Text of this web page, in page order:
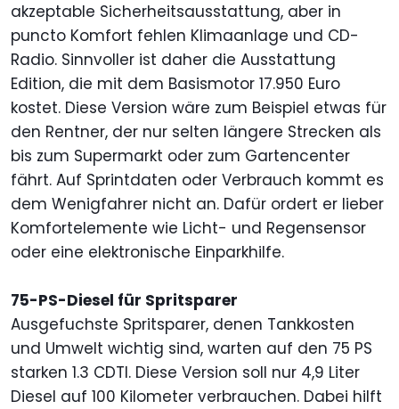
akzeptable Sicherheitsausstattung, aber in
puncto Komfort fehlen Klimaanlage und CD-
Radio. Sinnvoller ist daher die Ausstattung
Edition, die mit dem Basismotor 17.950 Euro
kostet. Diese Version wäre zum Beispiel etwas für
den Rentner, der nur selten längere Strecken als
bis zum Supermarkt oder zum Gartencenter
fährt. Auf Sprintdaten oder Verbrauch kommt es
dem Wenigfahrer nicht an. Dafür ordert er lieber
Komfortelemente wie Licht- und Regensensor
oder eine elektronische Einparkhilfe.
75-PS-Diesel für Spritsparer
Ausgefuchste Spritsparer, denen Tankkosten
und Umwelt wichtig sind, warten auf den 75 PS
starken 1.3 CDTI. Diese Version soll nur 4,9 Liter
Diesel auf 100 Kilometer verbrauchen. Dabei hilft